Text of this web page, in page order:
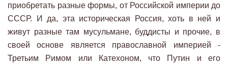
приобретать разные формы, от Российской империи до
СССР. И да, эта историческая Россия, хоть в ней и
живут разные там мусульмане, буддисты и прочие, в
своей основе является православной империей -
Третьим Римом или Катехоном, что Путин и его